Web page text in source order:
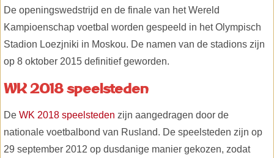
De openingswedstrijd en de finale van het Wereld
Kampioenschap voetbal worden gespeeld in het Olympisch
Stadion Loezjniki in Moskou. De namen van de stadions zijn
op 8 oktober 2015 definitief geworden.
WK 2018 speelsteden
De WK 2018 speelsteden zijn aangedragen door de
nationale voetbalbond van Rusland. De speelsteden zijn op
29 september 2012 op dusdanige manier gekozen, zodat